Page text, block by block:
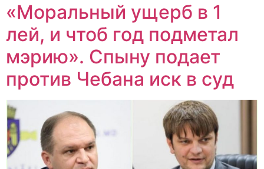
«Моральный ущерб в 1
лей, и чтоб год подметал
мэрию». Спыну подает
против Чебана иск в суд